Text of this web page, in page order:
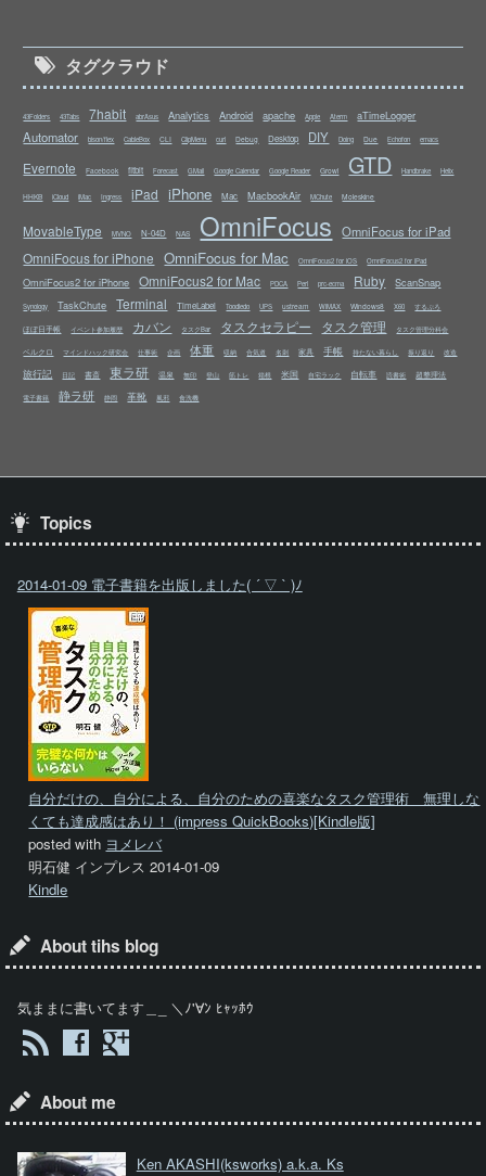
タグクラウド
43Folders 43Tabs 7habit abrAsus Analytics Android apache Apple Aterm aTimeLogger
Automator bison/flex CableBox CLI ClipMenu curl Debug Desktop DIY Doing Due Echofon emacs
Evernote Facebook fitbit Forecast GMail Google Calendar Google Reader Growl GTD Handbrake Helix
HHKB iCloud iMac Ingress iPad iPhone Mac MacbookAir MChute Moleskine
MovableType MVNO N-04D NAS OmniFocus OmniFocus for iPad
OmniFocus for iPhone OmniFocus for Mac OmniFocus2 for iOS OmniFocus2 for iPad
OmniFocus2 for iPhone OmniFocus2 for Mac PDCA Perl prc-ecma Ruby ScanSnap
Synology TaskChute Terminal TimeLabel Toodledo UPS ustream WiMAX Windows8 X60 するぷろ
ほぼ日手帳 イベント参加履歴 カバン タスクBar タスクセラピー タスク管理 タスク管理分科会
ベルクロ マインドハック研究会 仕事術 企画 体重 収納 合気道 名刺 家具 手帳 持たない暮らし 振り返り 改造
旅行記 日記 書斎 東ラ研 温泉 無印 登山 筋トレ 箱根 米国 自宅ラック 自転車 読書術 超整理法
電子書籍 静ラ研 静岡 革靴 風邪 食洗機
Topics
2014-01-09 電子書籍を出版しました( ´ ▽ ` )ﾉ
自分だけの、自分による、自分のための喜楽なタスク管理術 無理しな
くても達成感はあり！ (impress QuickBooks)[Kindle版]
posted with ヨメレバ
明石健 インプレス 2014-01-09
Kindle
About tihs blog
気ままに書いてます＿_ ＼ﾉ'∀ﾝ ﾋｬｯﾎｳ
About me
Ken AKASHI(ksworks) a.k.a. Ks